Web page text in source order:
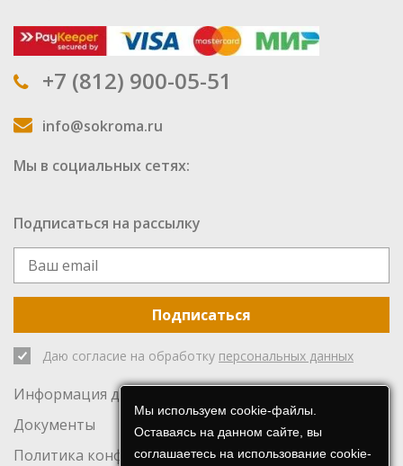
+7 (812) 900-05-51
info@sokroma.ru
Мы в социальных сетях:
Подписаться на рассылку
Подписаться
Даю согласие на обработку персональных данных
Информация для инвесторов
Документы
Политика конфиденциальности
Мы используем cookie-файлы.
Оставаясь на данном сайте, вы
соглашаетесь на использование cookie-